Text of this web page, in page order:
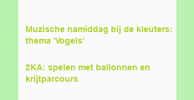
Muzische namiddag bij de kleuters:
thema 'Vogels'
2KA: spelen met ballonnen en
krijtparcours